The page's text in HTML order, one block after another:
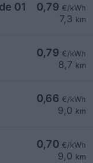
0,79 €/kWh
7,3 km
01
0,79 €/kWh
8,7 km
0,66 €/kWh
9,0 km
0,70 €/kWh
9,0 km